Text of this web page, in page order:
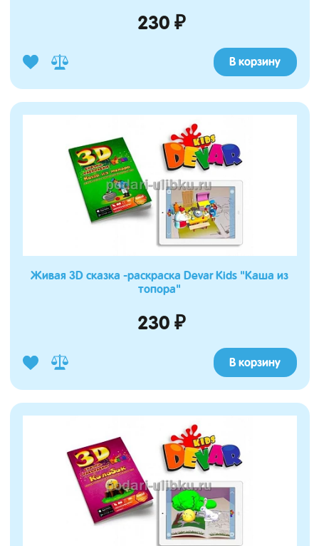
230 ₽
В корзину
Живая 3D сказка -раскраска Devar Kids "Каша из
топора"
230 ₽
В корзину